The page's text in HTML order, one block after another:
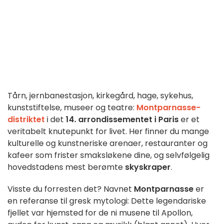
Tårn, jernbanestasjon, kirkegård, hage, sykehus,
kunststiftelse, museer og teatre: Montparnasse-
distriktet i det 14. arrondissementet i Pariser et
veritabelt knutepunkt for livet. Her finner du mange
kulturelle og kunstneriske arenaer, restauranter og
kafeer som frister smaksløkene dine, og selvfølgelig
hovedstadens mest berømte skyskraper.
Visste du forresten det? Navnet Montparnasseer
en referanse til gresk mytologi: Dette legendariske
fjellet var hjemsted for de ni musene til Apollon,